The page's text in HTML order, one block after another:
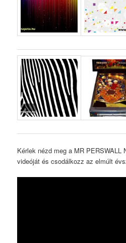
Kérlek nézd meg a MR PERSWALL
videóját és csodálkozz az elmúlt